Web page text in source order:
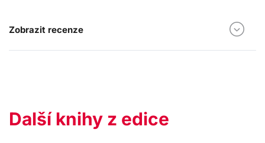
Zobrazit recenze
Další knihy z edice